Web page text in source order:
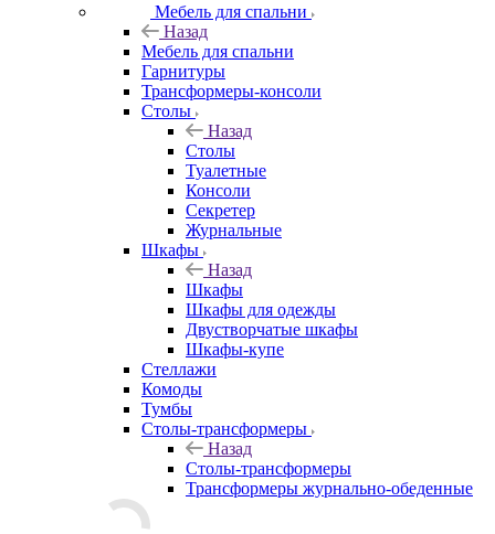
Мебель для спальни
Назад
Мебель для спальни
Гарнитуры
Трансформеры-консоли
Столы
Назад
Столы
Туалетные
Консоли
Секретер
Журнальные
Шкафы
Назад
Шкафы
Шкафы для одежды
Двустворчатые шкафы
Шкафы-купе
Стеллажи
Комоды
Тумбы
Столы-трансформеры
Назад
Столы-трансформеры
Трансформеры журнально-обеденные